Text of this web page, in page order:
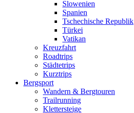
Slowenien
Spanien
Tschechische Republik
Türkei
Vatikan
Kreuzfahrt
Roadtrips
Städtetrips
Kurztrips
Bergsport
Wandern & Bergtouren
Trailrunning
Klettersteige